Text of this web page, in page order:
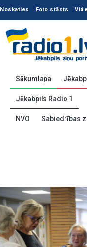
Noskaties Foto stāsts
Sākumlapa
Jēkabpils Radio 1
NVO Sabiedrības